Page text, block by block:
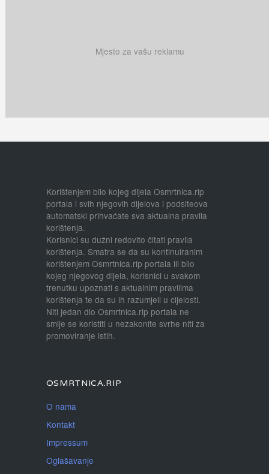
Mjesto za vašu reklamu
Korištenjem bilo kojeg dijela Osmrtnica.rip
portala i svih njegovih dijelova i podsiteova
automatski prihvaćate sva aktualna pravila
korištenja.
Korisnici su dužni redovito čitati pravila
korištenja. Smatra se da su kontinuiranim
korištenjem Osmrtnica.rip portala ili bilo
kojeg njegovog dijela, korisnici u svakom
trenutku upoznati s aktualnim pravilima
korištenja te da su ih razumjeli u cijelosti.
Niti jedan dio Osmrtnica.rip portala ne
smije se koristiti u nezakonite svrhe niti za
promoviranje istih.
OSMRTNICA.RIP
O nama
Kontakt
Impressum
Oglašavanje